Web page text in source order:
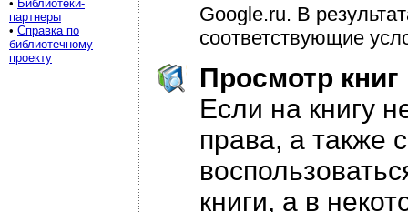
• Библиотеки-
партнеры
• Справка по
библиотечному
проекту
Google.ru. В
соответствующие
Просмотр
Если на книгу
права, а также
книги, а в